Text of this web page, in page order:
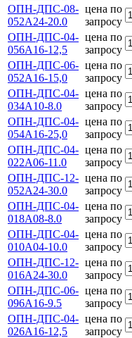
ОПН-ДПС-08-
052А24-20.0
цена по
запросу
ОПН-ДПС-04-
056А16-12,5
цена по
запросу
ОПН-ДПС-06-
052А16-15,0
цена по
запросу
ОПН-ДПС-04-
034А10-8.0
цена по
запросу
ОПН-ДПС-04-
054А16-25,0
цена по
запросу
ОПН-ДПС-04-
022А06-11.0
цена по
запросу
ОПН-ДПС-12-
052А24-30.0
цена по
запросу
ОПН-ДПС-04-
018А08-8.0
цена по
запросу
ОПН-ДПС-04-
010А04-10.0
цена по
запросу
ОПН-ДПС-12-
016А24-30.0
цена по
запросу
ОПН-ДПС-06-
096А16-9.5
цена по
запросу
ОПН-ДПС-04-
026А16-12,5
цена по
запросу